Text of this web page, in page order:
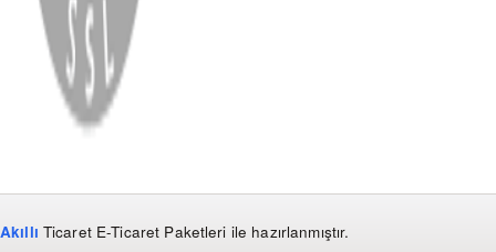
Akıllı Ticaret E-Ticaret Paketleri ile hazırlanmıştır.